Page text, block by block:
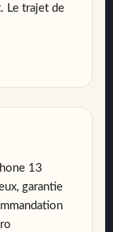
Le trajet de
13
garantie